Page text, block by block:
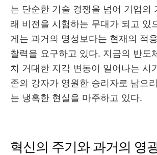
는 단순한 기술 경쟁을 넘어 기업의
래 비전을 시험하는 무대가 되고 있
게는 과거의 명성보다는 현재의 적
찰력을 요구하고 있다. 지금의 반도
치 거대한 지각 변동이 일어나는 시
존의 강자가 영원한 승리자로 남으
는 냉혹한 현실을 마주하고 있다.
혁신의 주기와 과거의 영